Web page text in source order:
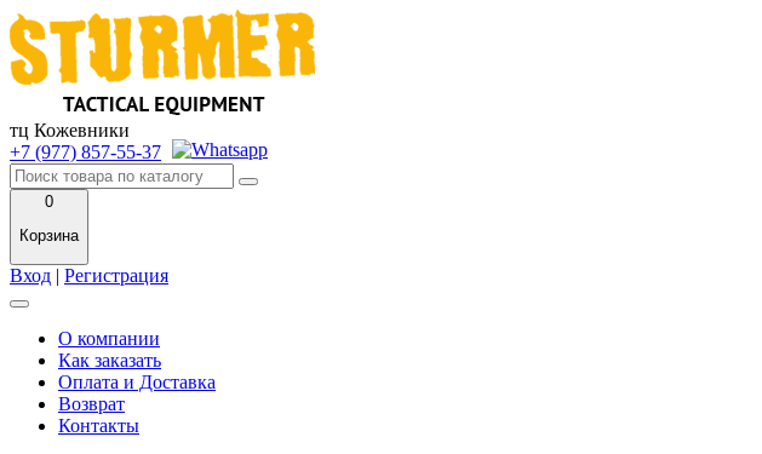
тц Кожевники
+7 (977) 857-55-37
0
Корзина
Вход | Регистрация
О компании
Как заказать
Оплата и Доставка
Возврат
Контакты